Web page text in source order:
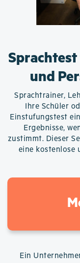
und
Sprachtrainer,
Ihre Schüler
Einstufungstest
Ergebnisse,
zustimmt. Dieser
eine kostenlose
Ein